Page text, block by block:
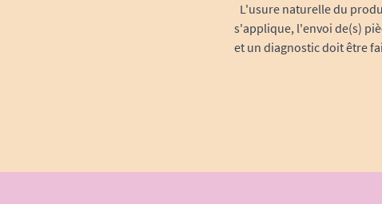
L'usure naturelle du
s'applique, l'envoi de(s)
et un diagnostic doit être